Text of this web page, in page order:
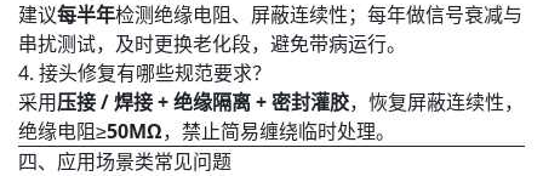
建议每半年检测绝缘电阻、屏蔽连续性；每年做信号衰减与
串扰测试，及时更换老化段，避免带病运行。
4. 接头修复有哪些规范要求？
采用压接 / 焊接 + 绝缘隔离 + 密封灌胶，恢复屏蔽连续性，
绝缘电阻≥50MΩ，禁止简易缠绕临时处理。
四、应用场景类常见问题